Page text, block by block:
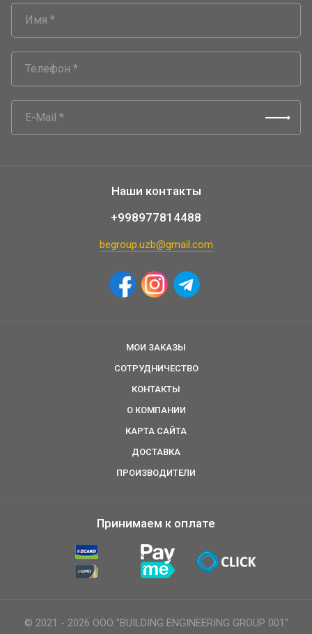
Наши контакты
+998977814488
begroup.uzb@gmail.com
МОИ ЗАКАЗЫ
СОТРУДНИЧЕСТВО
КОНТАКТЫ
О КОМПАНИИ
КАРТА САЙТА
ДОСТАВКА
ПРОИЗВОДИТЕЛИ
Принимаем к оплате
© 2021 - 2026 ООО "BUILDING ENGINEERING GROUP 001"